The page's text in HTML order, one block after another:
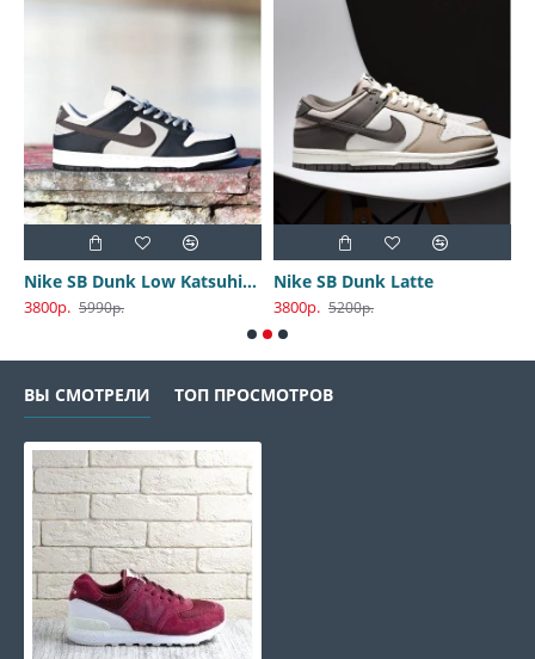
Nike SB Dunk Low Katsuhiro Otomo
3800р. 5990р.
Nike SB Dunk Latte
3800р. 5200р.
ВЫ СМОТРЕЛИ ТОП ПРОСМОТРОВ